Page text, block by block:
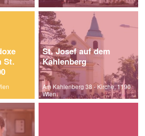
St.
St. Josef auf dem
Kahlenberg
Am Kahlenberg 38 - Kirche, 1190
Wien